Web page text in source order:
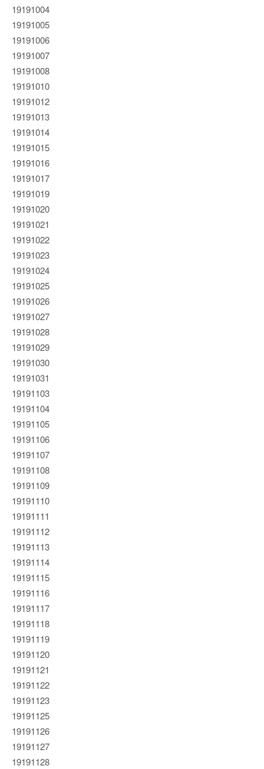
19191004
19191005
19191006
19191007
19191008
19191010
19191012
19191013
19191014
19191015
19191016
19191017
19191019
19191020
19191021
19191022
19191023
19191024
19191025
19191026
19191027
19191028
19191029
19191030
19191031
19191103
19191104
19191105
19191106
19191107
19191108
19191109
19191110
19191111
19191112
19191113
19191114
19191115
19191116
19191117
19191118
19191119
19191120
19191121
19191122
19191123
19191125
19191126
19191127
19191128